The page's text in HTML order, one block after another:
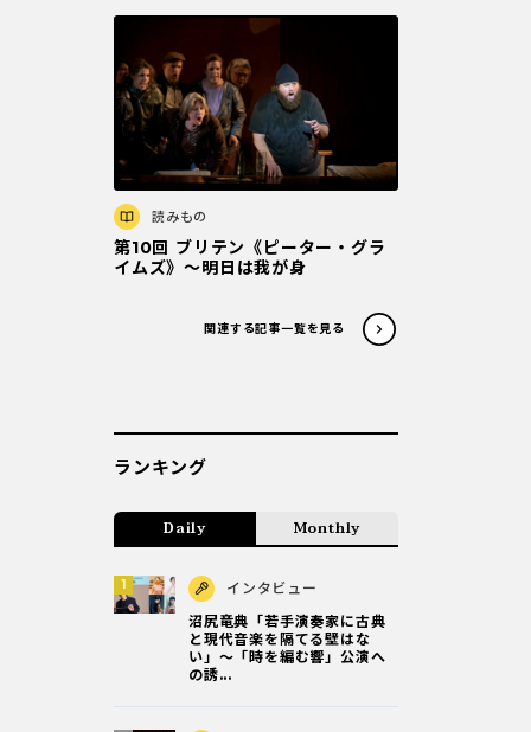
読みもの
第10回 ブリテン《ピーター・グラ
イムズ》〜明日は我が身
関連する記事一覧を見る
ランキング
Daily Monthly
インタビュー
沼尻竜典「若手演奏家に古典
と現代音楽を隔てる壁はな
い」～「時を編む響」公演へ
の誘...